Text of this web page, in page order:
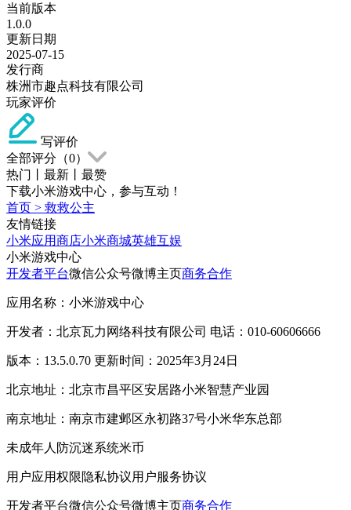
当前版本
1.0.0
更新日期
2025-07-15
发行商
株洲市趣点科技有限公司
玩家评价
写评价
全部评分（0）
热门
最新
最赞
下载小米游戏中心，参与互动！
首页 > 救救公主
友情链接
小米应用商店小米商城英雄互娱
小米游戏中心
开发者平台微信公众号微博主页商务合作
应用名称：小米游戏中心
开发者：北京瓦力网络科技有限公司 电话：010-60606666
版本：13.5.0.70 更新时间：2025年3月24日
北京地址：北京市昌平区安居路小米智慧产业园
南京地址：南京市建邺区永初路37号小米华东总部
未成年人防沉迷系统米币
用户应用权限隐私协议用户服务协议
开发者平台微信公众号微博主页商务合作